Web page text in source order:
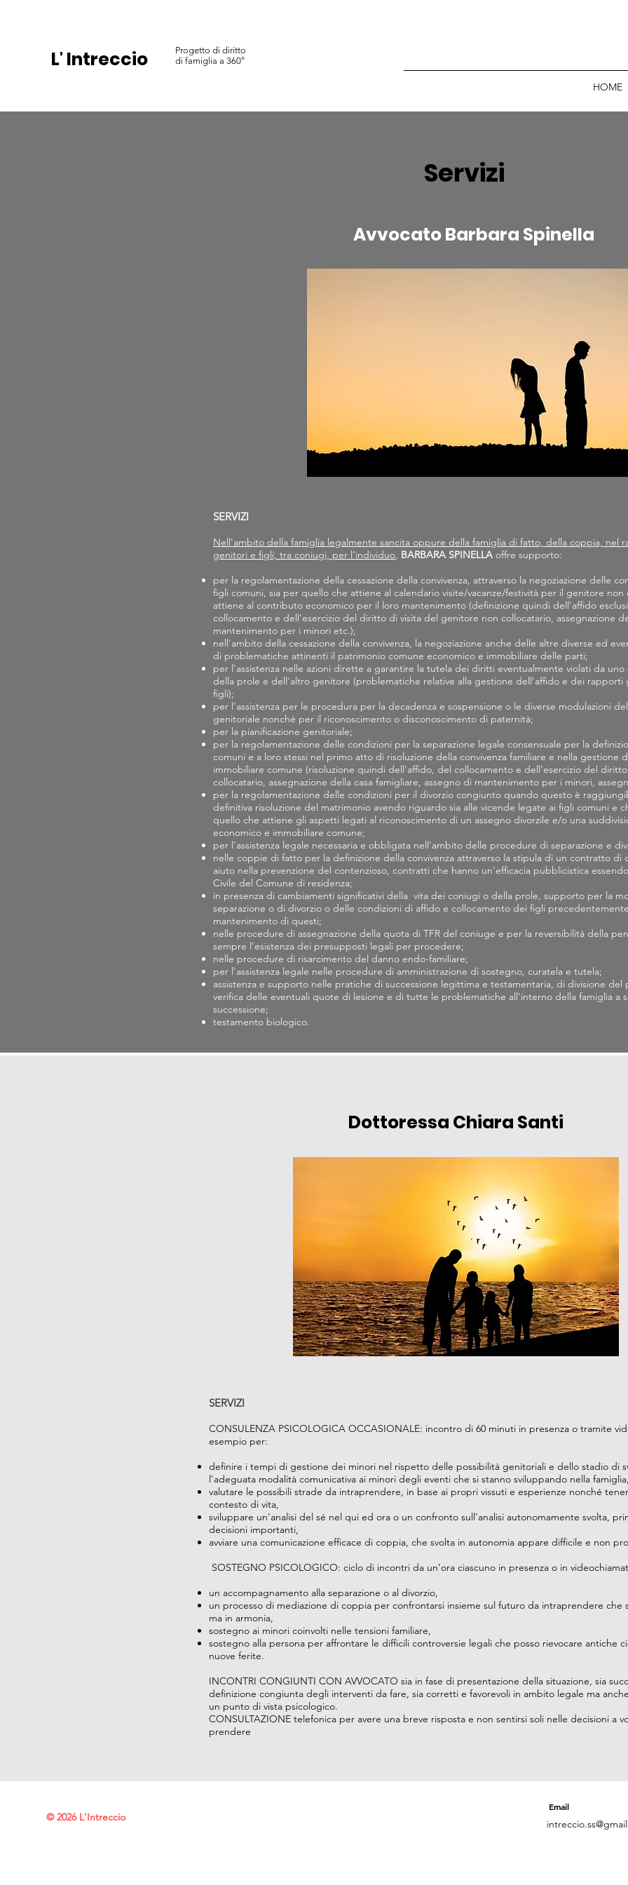
L' Intreccio
Progetto di diritto
di famiglia a 360°
HOME
Avvocato Barbara Spinella
Servizi
Avvocato Barbara Spinella
SERVIZI
Nell'ambito della famiglia legalmente sancita oppure della famiglia di fatto, della coppia, nel
genitori e figli, tra coniugi, per l'individuo, BARBARA SPINELLA offre supporto:
per la regolamentazione della cessazione della convivenza, attraverso la negoziazione delle
figli comuni, sia per quello che attiene al calendario visite/vacanze/festività per il genitore
attiene al contributo economico per il loro mantenimento (definizione quindi dell'affido
collocamento e dell'esercizio del diritto di visita del genitore non collocatario, assegnazione
mantenimento per i minori etc.);
nell'ambito della cessazione della convivenza, la negoziazione anche delle altre diverse ed
di problematiche attinenti il patrimonio comune economico e immobiliare delle parti;
per l'assistenza nelle azioni dirette a garantire la tutela dei diritti eventualmente violati da
della prole e dell'altro genitore (problematiche relative alla gestione dell'affido e dei rapporti
figli);
per l'assistenza per le procedura per la decadenza e sospensione o le diverse modulazioni
genitoriale nonché per il riconoscimento o disconoscimento di paternità;
per la pianificazione genitoriale;
per la regolamentazione delle condizioni per la separazione legale consensuale per la
comuni e a loro stessi nel primo atto di risoluzione della convivenza familiare e nella gestione
immobiliare comune (risoluzione quindi dell'affido, del collocamento e dell'esercizio del
collocatario, assegnazione della casa famigliare, assegno di mantenimento per i minori,
per la regolamentazione delle condizioni per il divorzio congiunto quando questo è
definitiva risoluzione del matrimonio avendo riguardo sia alle vicende legate ai figli comuni e
quello che attiene gli aspetti legati al riconoscimento di un assegno divorzile e/o una
economico e immobiliare comune;
per l'assistenza legale necessaria e obbligata nell'ambito delle procedure di separazione e
nelle coppie di fatto per la definizione della convivenza attraverso la stipula di un contratto di
aiuto nella prevenzione del contenzioso, contratti che hanno un'efficacia pubblicistica
Civile del Comune di residenza;
in presenza di cambiamenti significativi della vita dei coniugi o della prole, supporto per la
separazione o di divorzio o delle condizioni di affido e collocamento dei figli
mantenimento di questi;
nelle procedure di assegnazione della quota di TFR del coniuge e per la reversibilità della
sempre l'esistenza dei presupposti legali per procedere;
nelle procedure di risarcimento del danno endo-familiare;
per l'assistenza legale nelle procedure di amministrazione di sostegno, curatela e tutela;
assistenza e supporto nelle pratiche di successione legittima e testamentaria, di divisione
verifica delle eventuali quote di lesione e di tutte le problematiche all'interno della famiglia a
successione;
testamento biologico.
Dottoressa Chiara Santi
SERVIZI
CONSULENZA PSICOLOGICA OCCASIONALE: incontro di 60 minuti in presenza o tramite
esempio per:
definire i tempi di gestione dei minori nel rispetto delle possibilità genitoriali e dello stadio di
l’adeguata modalità comunicativa ai minori degli eventi che si stanno sviluppando nella famiglia,
valutare le possibili strade da intraprendere, in base ai propri vissuti e esperienze nonché
contesto di vita,
sviluppare un’analisi del sé nel qui ed ora o un confronto sull’analisi autonomamente svolta,
decisioni importanti,
avviare una comunicazione efficace di coppia, che svolta in autonomia appare difficile e non
SOSTEGNO PSICOLOGICO: ciclo di incontri da un’ora ciascuno in presenza o in
un accompagnamento alla separazione o al divorzio,
un processo di mediazione di coppia per confrontarsi insieme sul futuro da intraprendere che
ma in armonia,
sostegno ai minori coinvolti nelle tensioni familiare,
sostegno alla persona per affrontare le difficili controversie legali che posso rievocare antiche
nuove ferite.
INCONTRI CONGIUNTI CON AVVOCATO sia in fase di presentazione della situazione, sia
definizione congiunta degli interventi da fare, sia corretti e favorevoli in ambito legale ma
un punto di vista psicologico.
CONSULTAZIONE telefonica per avere una breve risposta e non sentirsi soli nelle decisioni a
prendere
© 2026 L'Intreccio
Email